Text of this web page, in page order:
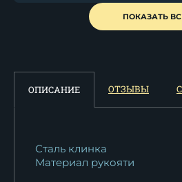
Нож Гепард
камень...
Нож Гепард
мельхиор
Нож Гепард
граб...
ПОКАЗАТЬ
ОПИСАНИЕ ОТЗЫВЫ
Сталь клинка
Материал рукояти